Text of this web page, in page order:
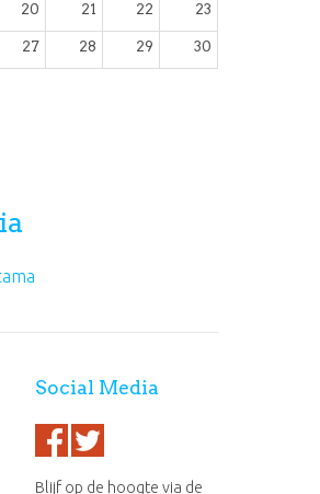
20 21 22 23
27 28 29 30
Social Media
Blijf op de hoogte via de